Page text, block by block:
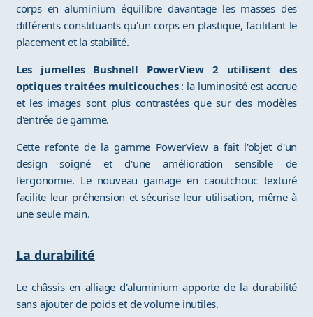
corps en aluminium équilibre davantage les masses des
différents constituants qu'un corps en plastique, facilitant le
placement et la stabilité.
Les jumelles Bushnell PowerView 2 utilisent des
optiques traitées multicouches: la luminosité est accrue
et les images sont plus contrastées que sur des modèles
d'entrée de gamme.
Cette refonte de la gamme PowerView a fait l'objet d'un
design soigné et d'une amélioration sensible de
l'ergonomie. Le nouveau gainage en caoutchouc texturé
facilite leur préhension et sécurise leur utilisation, même à
une seule main.
La durabilité
Le châssis en alliage d'aluminium apporte de la durabilité
sans ajouter de poids et de volume inutiles.